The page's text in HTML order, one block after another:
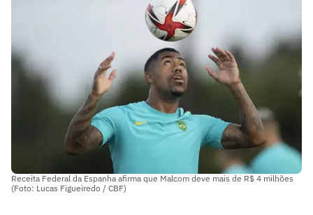
Receita Federal da Espanha afirma que Malcom deve mais de R$ 4 milhões
(Foto: Lucas Figueiredo / CBF)